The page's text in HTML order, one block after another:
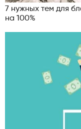
7 нужных тем для
на 100%